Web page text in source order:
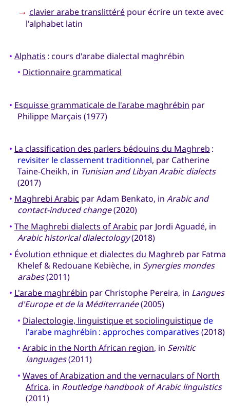
→ clavier arabe translittérépour écrire un texte avec
l'alphabet latin
• Alphatis : cours d'arabe dialectal maghrébin
• Dictionnaire grammatical
• Esquisse grammaticale de l'arabe maghrébin par
Philippe Marçais (1977)
• La classification des parlers bédouins du Maghreb :
revisiter le classement traditionnel, par Catherine
Taine-Cheikh, in Tunisian and Libyan Arabic dialects
(2017)
• Maghrebi Arabic par Adam Benkato, in Arabic and
contact-induced change(2020)
• The Maghrebi dialects of Arabic par Jordi Aguadé, in
Arabic historical dialectology(2018)
• Évolution ethnique et dialectes du Maghreb par Fatma
Khelef & Redouane Kebièche, in Synergies mondes
arabes(2011)
• L'arabe maghrébin par Christophe Pereira, in Langues
d'Europe et de la Méditerranée(2005)
• Dialectologie, linguistique et sociolinguistiquede
l'arabe maghrébin : approches comparatives (2018)
• Arabic in the North African region, in Semitic
languages(2011)
• Waves of Arabization and the vernaculars of North
Africa, in Routledge handbook of Arabic linguistics
(2011)